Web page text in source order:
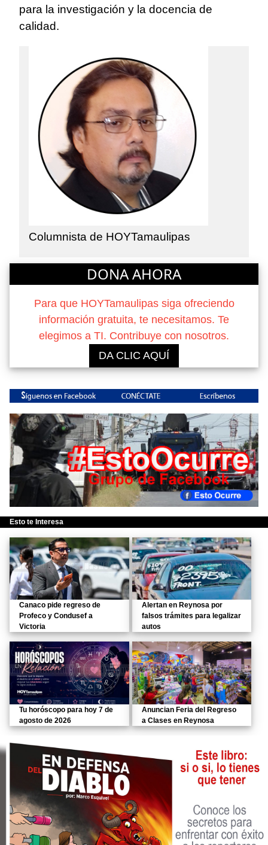
para la investigación y la docencia de
calidad.
Columnista de HOYTamaulipas
DONA AHORA
Para que HOYTamaulipas siga ofreciendo
información gratuita, te necesitamos. Te
elegimos a TI. Contribuye con nosotros.
DA CLIC AQUÍ
Esto te Interesa
Canaco pide regreso de
Profeco y Condusef a
Victoria
Alertan en Reynosa por
falsos trámites para legalizar
autos
Tu horóscopo para hoy 7 de
agosto de 2026
Anuncian Feria del Regreso
a Clases en Reynosa